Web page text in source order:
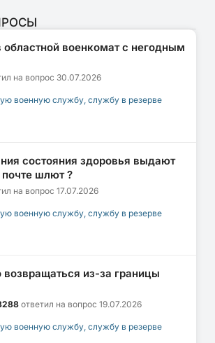
военкомат с негодным
на вопрос 30.07.2026
военную службу, службу в резерве
состояния здоровья выдают
почте шлют ?
на вопрос 17.07.2026
военную службу, службу в резерве
возвращаться из-за границы
ответил на вопрос 19.07.2026
военную службу, службу в резерве